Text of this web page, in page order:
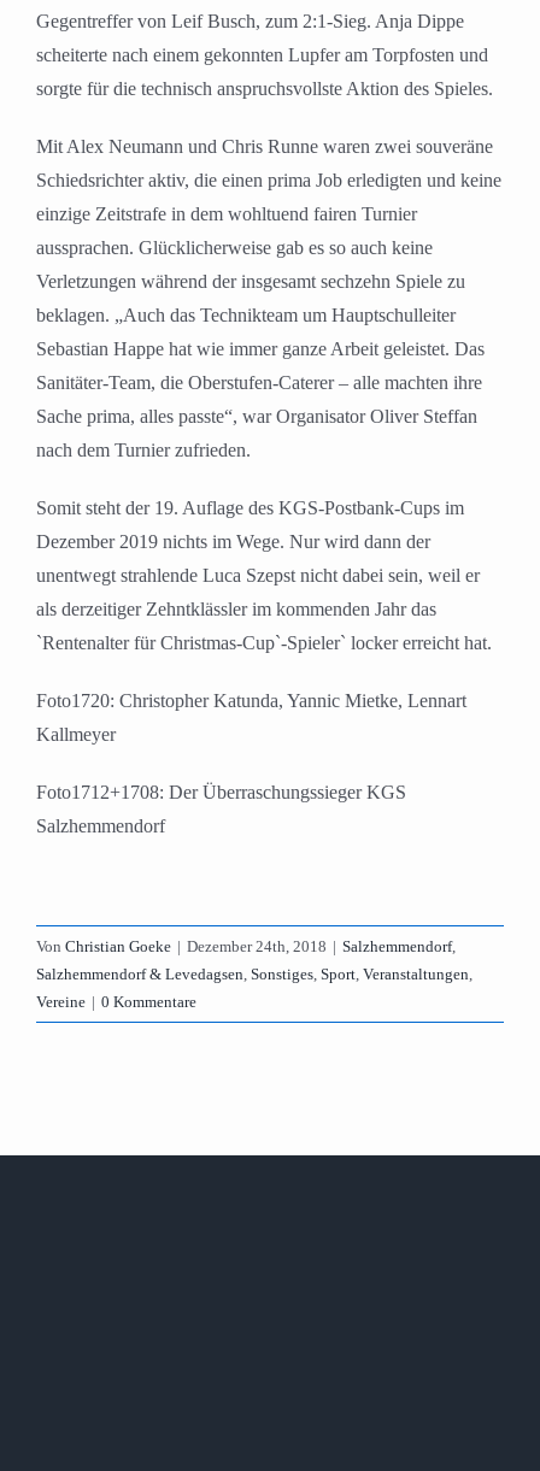
Gegentreffer von Leif Busch, zum 2:1-Sieg. Anja Dippe
scheiterte nach einem gekonnten Lupfer am Torpfosten und
sorgte für die technisch anspruchsvollste Aktion des Spieles.
Mit Alex Neumann und Chris Runne waren zwei souveräne
Schiedsrichter aktiv, die einen prima Job erledigten und keine
einzige Zeitstrafe in dem wohltuend fairen Turnier
aussprachen. Glücklicherweise gab es so auch keine
Verletzungen während der insgesamt sechzehn Spiele zu
beklagen. „Auch das Technikteam um Hauptschulleiter
Sebastian Happe hat wie immer ganze Arbeit geleistet. Das
Sanitäter-Team, die Oberstufen-Caterer – alle machten ihre
Sache prima, alles passte“, war Organisator Oliver Steffan
nach dem Turnier zufrieden.
Somit steht der 19. Auflage des KGS-Postbank-Cups im
Dezember 2019 nichts im Wege. Nur wird dann der
unentwegt strahlende Luca Szepst nicht dabei sein, weil er
als derzeitiger Zehntklässler im kommenden Jahr das
`Rentenalter für Christmas-Cup`-Spieler` locker erreicht hat.
Foto1720: Christopher Katunda, Yannic Mietke, Lennart
Kallmeyer
Foto1712+1708: Der Überraschungssieger KGS
Salzhemmendorf
Von Christian Goeke | Dezember 24th, 2018 | Salzhemmendorf,
Salzhemmendorf & Levedagsen, Sonstiges, Sport, Veranstaltungen,
Vereine | 0 Kommentare